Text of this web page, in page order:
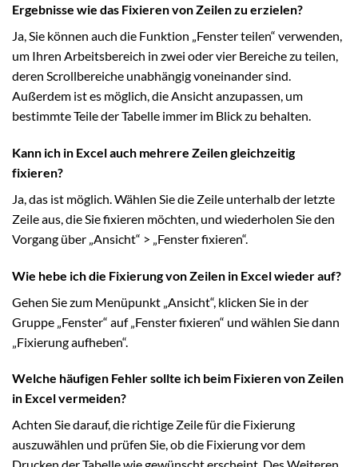
Ergebnisse wie das Fixieren von Zeilen zu erzielen?
Ja, Sie können auch die Funktion „Fenster teilen“ verwenden,
um Ihren Arbeitsbereich in zwei oder vier Bereiche zu teilen,
deren Scrollbereiche unabhängig voneinander sind.
Außerdem ist es möglich, die Ansicht anzupassen, um
bestimmte Teile der Tabelle immer im Blick zu behalten.
Kann ich in Excel auch mehrere Zeilen gleichzeitig
fixieren?
Ja, das ist möglich. Wählen Sie die Zeile unterhalb der letzte
Zeile aus, die Sie fixieren möchten, und wiederholen Sie den
Vorgang über „Ansicht“ > „Fenster fixieren“.
Wie hebe ich die Fixierung von Zeilen in Excel wieder auf?
Gehen Sie zum Menüpunkt „Ansicht“, klicken Sie in der
Gruppe „Fenster“ auf „Fenster fixieren“ und wählen Sie dann
„Fixierung aufheben“.
Welche häufigen Fehler sollte ich beim Fixieren von Zeilen
in Excel vermeiden?
Achten Sie darauf, die richtige Zeile für die Fixierung
auszuwählen und prüfen Sie, ob die Fixierung vor dem